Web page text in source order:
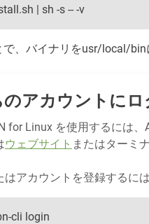
| sh -s -- -v
で、バイナリをusr/local/bin
のアカウントにロ
for Linux を使用するには、
ウェブサイト またはターミ
はアカウントを登録するに
cli login